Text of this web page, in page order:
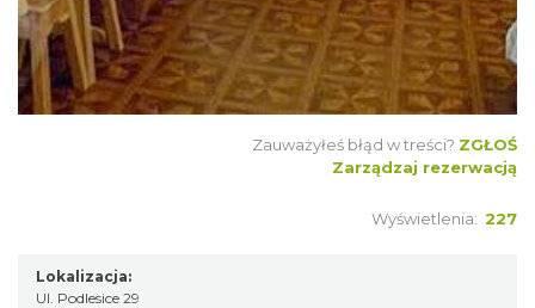
Zauważyłeś błąd w treści? ZGŁOŚ
Zarządzaj rezerwacją
Wyświetlenia: 227
Lokalizacja:
Ul. Podlesice 29